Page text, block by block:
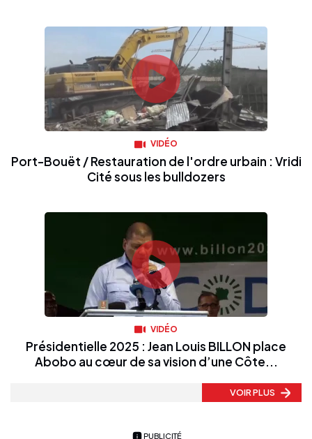
VIDÉO
Port-Bouët / Restauration de l'ordre urbain : Vridi
Cité sous les bulldozers
VIDÉO
Présidentielle 2025 : Jean Louis BILLON place
Abobo au cœur de sa vision d’une Côte...
VOIR PLUS
PUBLICITÉ